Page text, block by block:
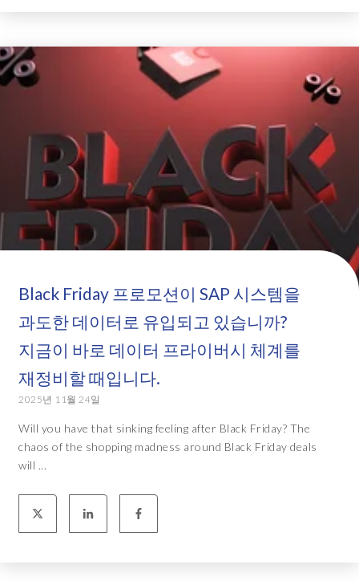
Black Friday 프로모션이 SAP 시스템을
과도한 데이터로 유입되고 있습니까?
지금이 바로 데이터 프라이버시 체계를
재정비할 때입니다.
2025년 11월 24일
Will you have that sinking feeling after Black Friday? The
chaos of the shopping madness around Black Friday deals
will ...